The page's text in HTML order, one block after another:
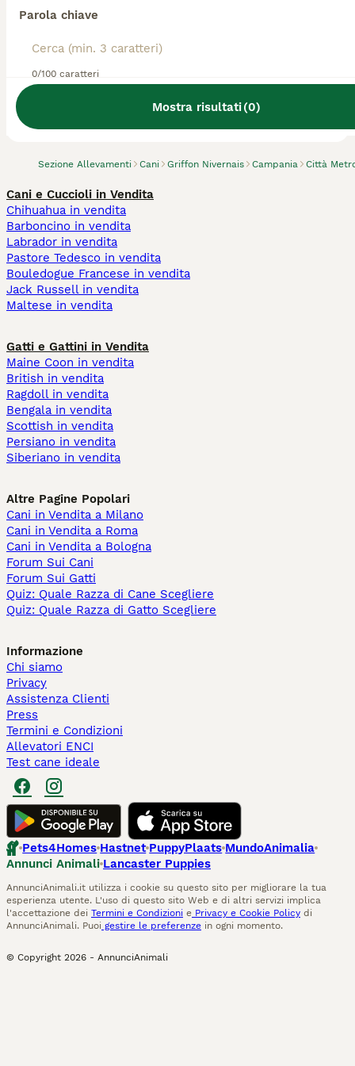
Parola chiave
0/100 caratteri
Mostra risultati(0)
Sezione Allevamenti Cani Griffon Nivernais Campania Città
Abbiamo trovato 0 Allevamento di Griffon
Nivernais, Afragola.
Cani e Cuccioli in Vendita
Chihuahua in vendita
Barboncino in vendita
Labrador in vendita
Pastore Tedesco in vendita
Bouledogue Francese in vendita
Jack Russell in vendita
Maltese in vendita
Gatti e Gattini in Vendita
Maine Coon in vendita
British in vendita
Ragdoll in vendita
Bengala in vendita
Scottish in vendita
Persiano in vendita
Siberiano in vendita
Altre Pagine Popolari
Cani in Vendita a Milano
Cani in Vendita a Roma
Cani in Vendita a Bologna
Forum Sui Cani
Forum Sui Gatti
Quiz: Quale Razza di Cane Scegliere
Quiz: Quale Razza di Gatto Scegliere
Informazione
Chi siamo
Privacy
Assistenza Clienti
Press
Termini e Condizioni
Allevatori ENCI
Test cane ideale
Pets4Homes Hastnet PuppyPlaats MundoAnimalia
Annunci Animali Lancaster Puppies
AnnunciAnimali.it utilizza i cookie su questo sito per migliorare la tua
esperienza utente. L'uso di questo sito Web e di altri servizi implica
l'accettazione dei Termini e Condizioni e Privacy e Cookie Policy di
AnnunciAnimali. Puoi gestire le preferenze in ogni momento.
© Copyright 2026 - AnnunciAnimali